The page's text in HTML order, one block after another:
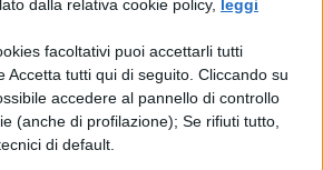
dalla relativa cookie policy,
leggi
facoltativi puoi accettarli tutti
Accetta tutti qui di seguito. Cliccando su
accedere al pannello di controllo
(anche di profilazione); Se rifiuti tutto,
di default.
1.000 euro al mese
+ 5,20 euro di buoni pasto
aziendali. Al termine
assunto circa il 90% dei